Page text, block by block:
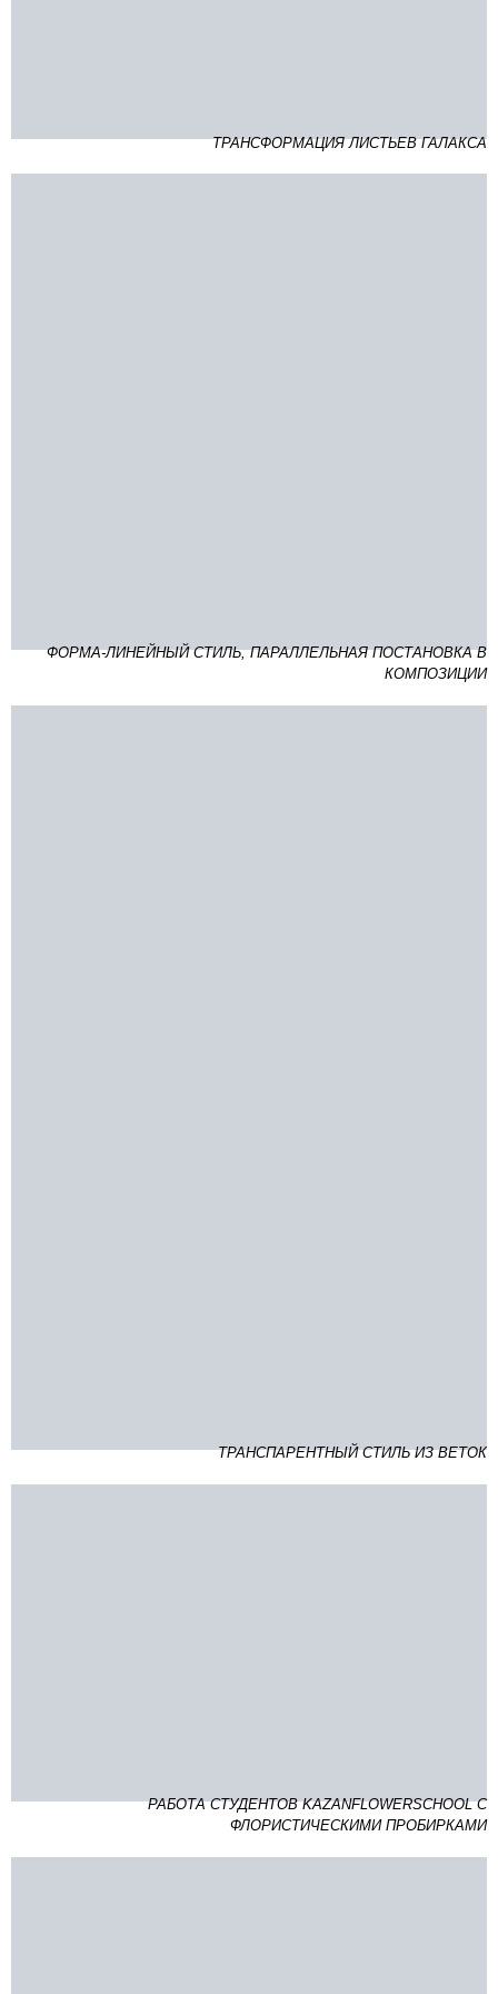
ТРАНСФОРМАЦИЯ ЛИСТЬЕВ ГАЛАКСА
ФОРМА-ЛИНЕЙНЫЙ СТИЛЬ, ПАРАЛЛЕЛЬНАЯ ПОСТАНОВКА В
КОМПОЗИЦИИ
ТРАНСПАРЕНТНЫЙ СТИЛЬ ИЗ ВЕТОК
РАБОТА СТУДЕНТОВ KAZANFLOWERSCHOOL С
ФЛОРИСТИЧЕСКИМИ ПРОБИРКАМИ